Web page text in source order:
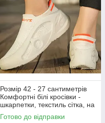
Розмір 42 - 27 сантиметрів
Комфортні білі кросівки -
шкарпетки, текстиль сітка, на
підошві з піни
Готово до відправки